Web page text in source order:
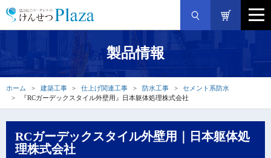
製品情報
ホーム 建築工事 仕上げ関連工事 防水工事
セメント系防水
『RCガーデックスタイル外壁用』日本躯体処理株式会社
RCガーデックスタイル外壁用｜日本躯体処
理株式会社